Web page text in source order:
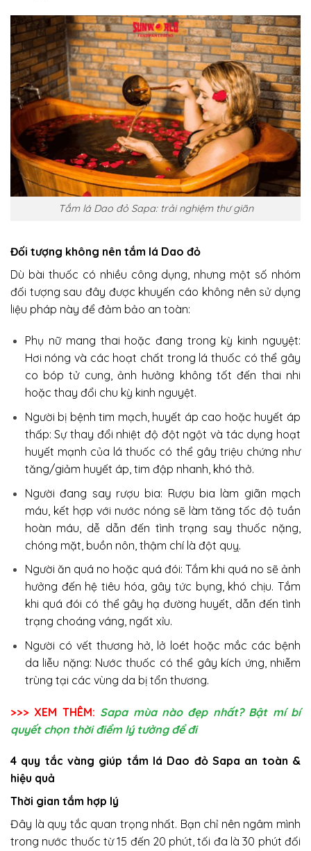
Tắm lá Dao đỏ Sapa: trải nghiệm thư giãn
Đối tượng không nên tắm lá Dao đỏ
Dù bài thuốc có nhiều công dụng, nhưng một số nhóm
đối tượng sau đây được khuyến cáo không nên sử dụng
liệu pháp này để đảm bảo an toàn:
Phụ nữ mang thai hoặc đang trong kỳ kinh nguyệt:
Hơi nóng và các hoạt chất trong lá thuốc có thể gây
co bóp tử cung, ảnh hưởng không tốt đến thai nhi
hoặc thay đổi chu kỳ kinh nguyệt.
Người bị bệnh tim mạch, huyết áp cao hoặc huyết áp
thấp: Sự thay đổi nhiệt độ đột ngột và tác dụng hoạt
huyết mạnh của lá thuốc có thể gây triệu chứng như
tăng/giảm huyết áp, tim đập nhanh, khó thở.
Người đang say rượu bia: Rượu bia làm giãn mạch
máu, kết hợp với nước nóng sẽ làm tăng tốc độ tuần
hoàn máu, dễ dẫn đến tình trạng say thuốc nặng,
chóng mặt, buồn nôn, thậm chí là đột quỵ.
Người ăn quá no hoặc quá đói: Tắm khi quá no sẽ ảnh
hưởng đến hệ tiêu hóa, gây tức bụng, khó chịu. Tắm
khi quá đói có thể gây hạ đường huyết, dẫn đến tình
trạng choáng váng, ngất xỉu.
Người có vết thương hở, lở loét hoặc mắc các bệnh
da liễu nặng: Nước thuốc có thể gây kích ứng, nhiễm
trùng tại các vùng da bị tổn thương.
>>> XEM THÊM: Sapa mùa nào đẹp nhất? Bật mí bí
quyết chọn thời điểm lý tưởng để đi
4 quy tắc vàng giúp tắm lá Dao đỏ Sapa an toàn &
hiệu quả
Thời gian tắm hợp lý
Đây là quy tắc quan trọng nhất. Bạn chỉ nên ngâm mình
trong nước thuốc từ 15 đến 20 phút, tối đa là 30 phút đối